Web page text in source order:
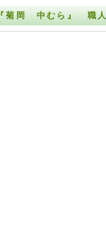
『菊岡 中むら』 職